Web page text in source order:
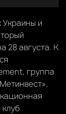
Украины и
28 августа. К
группа